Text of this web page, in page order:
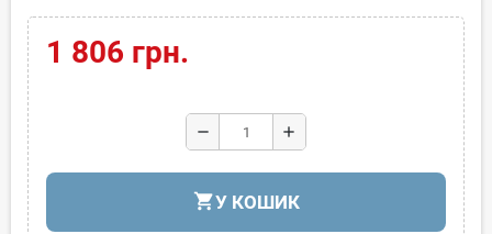
1 806 грн.
remove add
shopping_cartУ КОШИК